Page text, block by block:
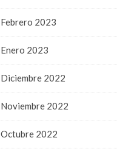
Febrero 2023
Enero 2023
Diciembre 2022
Noviembre 2022
Octubre 2022